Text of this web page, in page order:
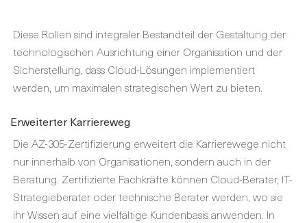
Diese Rollen sind integraler Bestandteil der Gestaltung der
technologischen Ausrichtung einer Organisation und der
Sicherstellung, dass Cloud-Lösungen implementiert
werden, um maximalen strategischen Wert zu bieten.
Erweiterter Karriereweg
Die AZ-305-Zertifizierung erweitert die Karrierewege nicht
nur innerhalb von Organisationen, sondern auch in der
Beratung. Zertifizierte Fachkräfte können Cloud-Berater, IT-
Strategieberater oder technische Berater werden, wo sie
ihr Wissen auf eine vielfältige Kundenbasis anwenden. In